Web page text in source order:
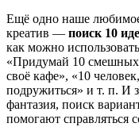
Ещё одно наше
креатив — поиск 10
как можно
«Придумай 10
своё кафе», «10
подружиться» и т. п. И
фантазия, поиск
помогают справляться